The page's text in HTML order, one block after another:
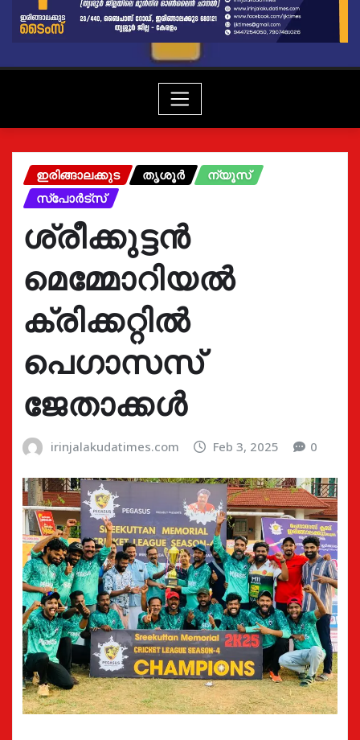
ഇരിങ്ങാലക്കുട തൃശൂർ
ന്യൂസ്
സ്പോർട്സ്
ശ്രീക്കുട്ടൻ
മെമ്മോറിയൽ
ക്രിക്കറ്റിൽ
പെഗാസസ്
ജേതാക്കൾ
irinjalakudatimes.com Feb 3, 2025 0